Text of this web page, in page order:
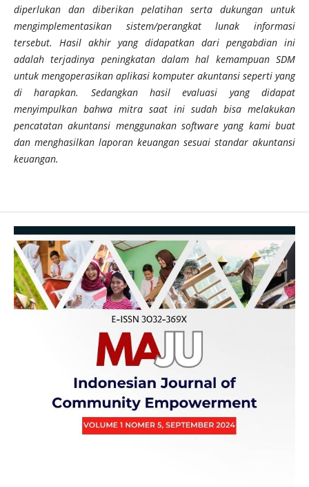
diperlukan dan diberikan pelatihan serta dukungan untuk
mengimplementasikan sistem/perangkat lunak informasi
tersebut. Hasil akhir yang didapatkan dari pengabdian ini
adalah terjadinya peningkatan dalam hal kemampuan SDM
untuk mengoperasikan aplikasi komputer akuntansi seperti yang
di harapkan. Sedangkan hasil evaluasi yang didapat
menyimpulkan bahwa mitra saat ini sudah bisa melakukan
pencatatan akuntansi menggunakan software yang kami buat
dan menghasilkan laporan keuangan sesuai standar akuntansi
keuangan.